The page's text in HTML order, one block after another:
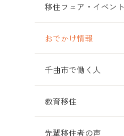
移住フェア・イベント
おでかけ情報
千曲市で働く人
教育移住
先輩移住者の声